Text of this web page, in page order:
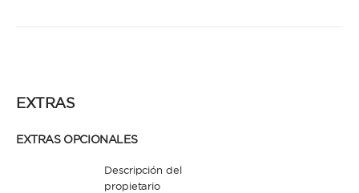
EXTRAS
EXTRAS OPCIONALES
Descripción del
propietario